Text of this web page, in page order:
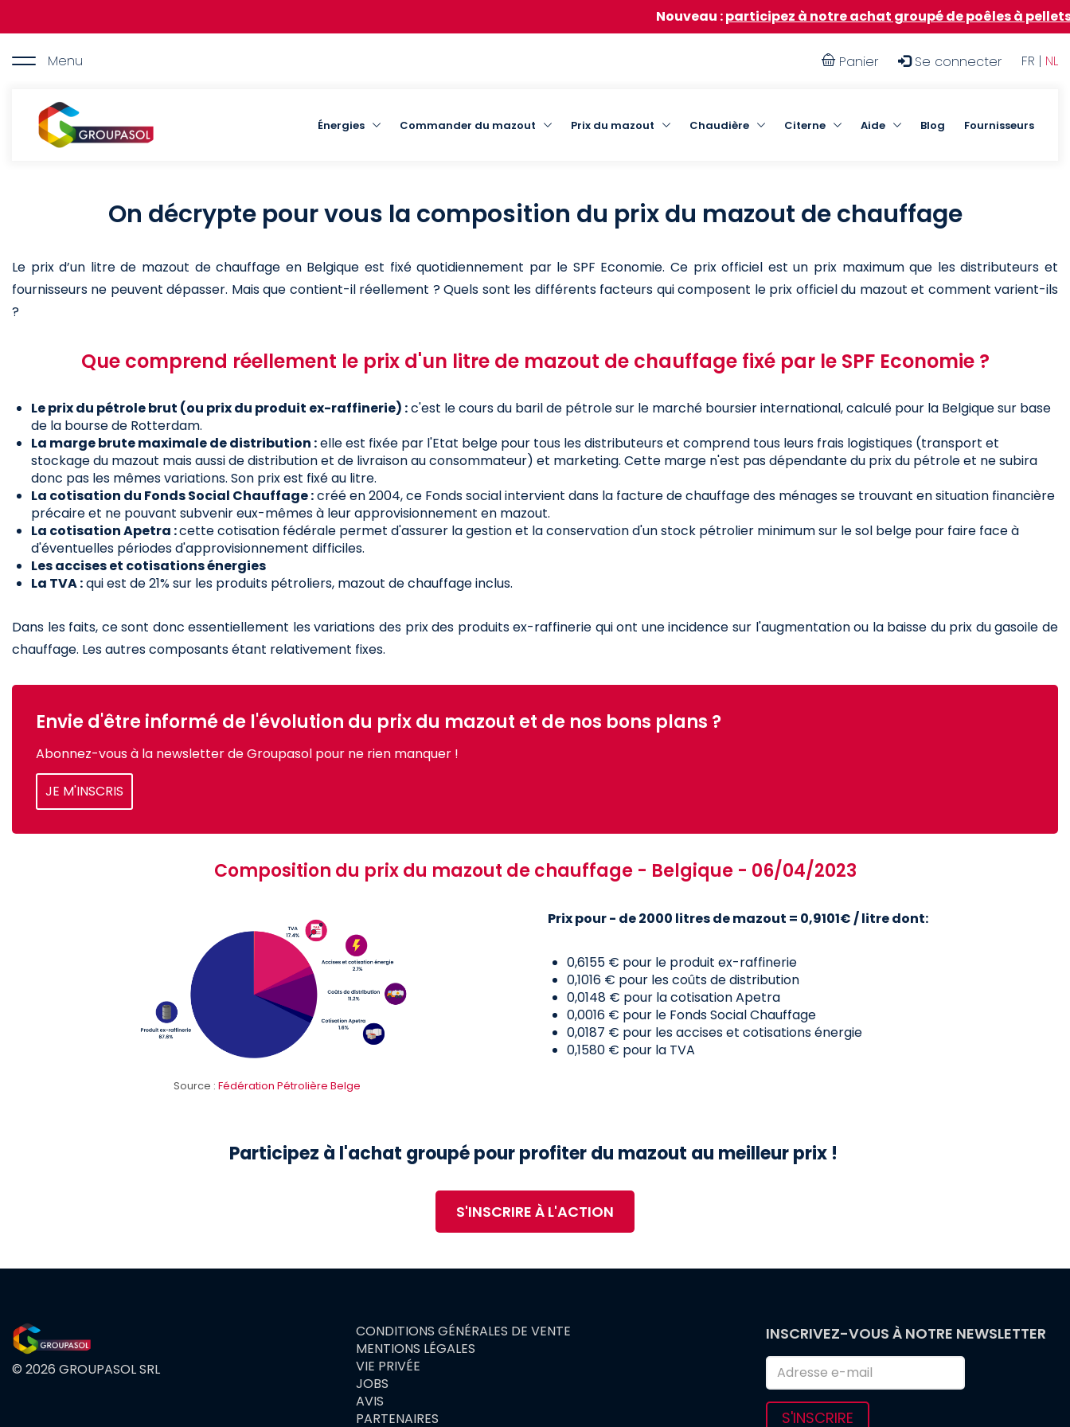
principal
Nouveau :participez à notre achat groupé de poêles à pellets|ℹ️
Menu FR | NL
User
menu
Se connecter
Panier
Groupasol Mazout
Énergies Commander du mazout Prix du mazout Chaudière Citerne Aide Blog Fournisseurs
On décrypte pour vous la composition du prix du mazout de chauffage
Le prix d’un litre de mazout de chauffage en Belgique est fixé quotidiennement par le SPF Economie. Ce prix officiel est un prix maximum que les distributeurs et
fournisseurs ne peuvent dépasser. Mais que contient-il réellement ? Quels sont les différents facteurs qui composent le prix officiel du mazout et comment varient-ils
?
Que comprend réellement le prix d'un litre de mazout de chauffage fixé par le SPF Economie ?
Le prix du pétrole brut (ou prix du produit ex-raffinerie) :c'est le cours du baril de pétrole sur le marché boursier international, calculé pour la Belgique sur base
de la bourse de Rotterdam.
La marge brute maximale de distribution :elle est fixée par l'Etat belge pour tous les distributeurs et comprend tous leurs frais logistiques (transport et
stockage du mazout mais aussi de distribution et de livraison au consommateur) et marketing. Cette marge n'est pas dépendante du prix du pétrole et ne subira
donc pas les mêmes variations. Son prix est fixé au litre.
La cotisation du Fonds Social Chauffage :créé en 2004, ce Fonds social intervient dans la facture de chauffage des ménages se trouvant en situation financière
précaire et ne pouvant subvenir eux-mêmes à leur approvisionnement en mazout.
La cotisation Apetra :cette cotisation fédérale permet d'assurer la gestion et la conservation d'un stock pétrolier minimum sur le sol belge pour faire face à
d'éventuelles périodes d'approvisionnement difficiles.
Les accises et cotisations énergies
La TVA :qui est de 21% sur les produits pétroliers, mazout de chauffage inclus.
Dans les faits, ce sont donc essentiellement les variations des prix des produits ex-raffinerie qui ont une incidence sur l'augmentation ou la baisse du prix du gasoile de
chauffage. Les autres composants étant relativement fixes.
Envie d'être informé de l'évolution du prix du mazout et de nos bons plans ?
Abonnez-vous à la newsletter de Groupasol pour ne rien manquer !
JE M'INSCRIS
Composition du prix du mazout de chauffage - Belgique - 06/04/2023
Source : Fédération Pétrolière Belge
Prix pour - de 2000 litres de mazout = 0,9101€ / litre dont:
0,6155 € pour le produit ex-raffinerie
0,1016 € pour les coûts de distribution
0,0148 € pour la cotisation Apetra
0,0016 € pour le Fonds Social Chauffage
0,0187 € pour les accises et cotisations énergie
0,1580 € pour la TVA
Participez à l'achat groupé pour profiter du mazout au meilleur prix !
S'INSCRIRE À L'ACTION
© 2026 GROUPASOL SRL
FOOTER
MENU
CONDITIONS GÉNÉRALES DE VENTE
MENTIONS LÉGALES
VIE PRIVÉE
JOBS
AVIS
PARTENAIRES
INSCRIVEZ-VOUS À NOTRE NEWSLETTER
S'INSCRIRE